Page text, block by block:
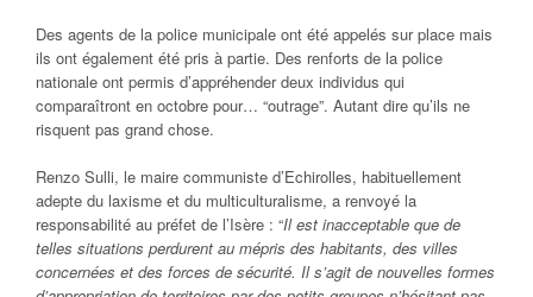
Des agents de la police municipale ont été appelés sur place mais
ils ont également été pris à partie. Des renforts de la police
nationale ont permis d’appréhender deux individus qui
comparaîtront en octobre pour… “outrage”. Autant dire qu’ils ne
risquent pas grand chose.
Renzo Sulli, le maire communiste d’Echirolles, habituellement
adepte du laxisme et du multiculturalisme, a renvoyé la
responsabilité au préfet de l’Isère : “Il est inacceptable que de
telles situations perdurent au mépris des habitants, des villes
concernées et des forces de sécurité. Il s’agit de nouvelles formes